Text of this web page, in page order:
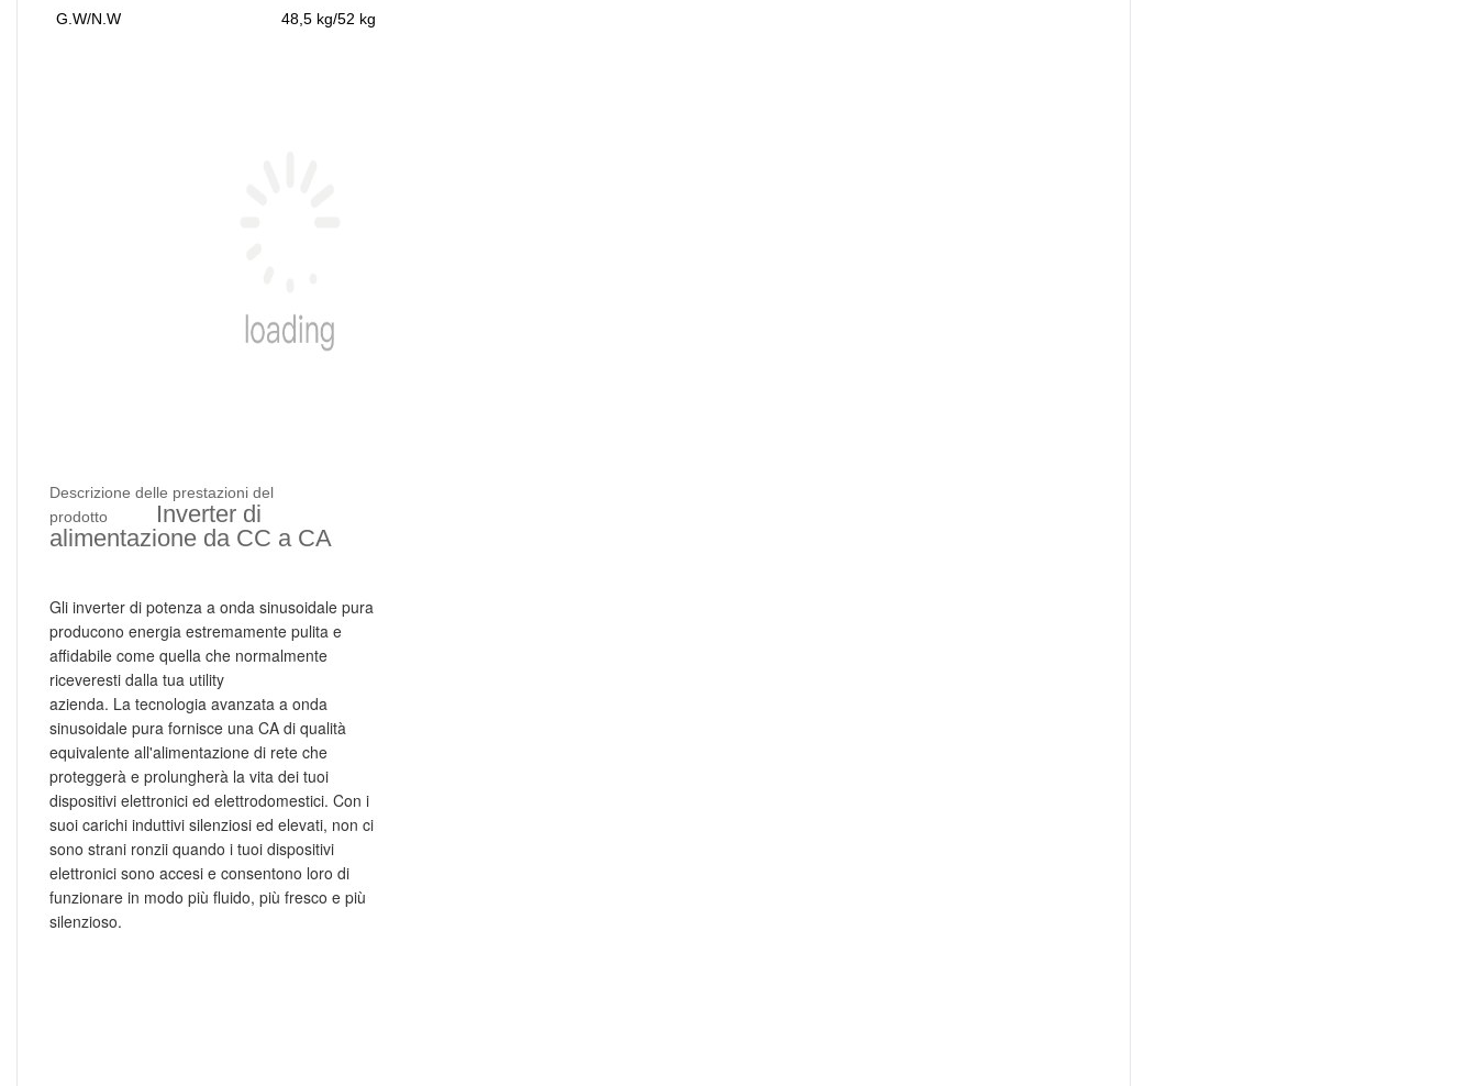
G.W/N.W 48,5 kg/52 kg
Descrizione delle prestazioni del
prodotto
Inverter di
alimentazione da CC a CA
Gli inverter di potenza a onda sinusoidale pura
producono energia estremamente pulita e
affidabile come quella che normalmente
riceveresti dalla tua utility
azienda. La tecnologia avanzata a onda
sinusoidale pura fornisce una CA di qualità
equivalente all'alimentazione di rete che
proteggerà e prolungherà la vita dei tuoi
dispositivi elettronici ed elettrodomestici. Con i
suoi carichi induttivi silenziosi ed elevati, non ci
sono strani ronzii quando i tuoi dispositivi
elettronici sono accesi e consentono loro di
funzionare in modo più fluido, più fresco e più
silenzioso.